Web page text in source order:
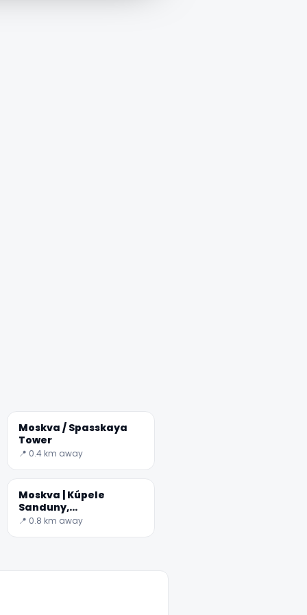
Moskva / Spasskaya
Tower
📍 0.4 km away
Moskva | Kúpele
Sanduny,
najveľkolepejšie
📍 0.8 km away